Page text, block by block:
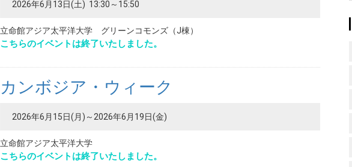
2026年6月13日(土) 13:30～15:50
立命館アジア太平洋大学 グリーンコモンズ（J棟）
こちらのイベントは終了いたしました。
カンボジア・ウィーク
2026年6月15日(月)～2026年6月19日(金)
立命館アジア太平洋大学
こちらのイベントは終了いたしました。